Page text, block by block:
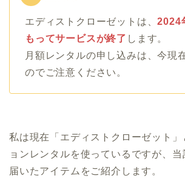
エディストクローゼットは、2024
もってサービスが終了 します。
月額レンタルの申し込みは、今現
のでご注意ください。
私は現在「エディストクローゼット」
ョンレンタルを使っているですが、
届いたアイテムをご紹介します。